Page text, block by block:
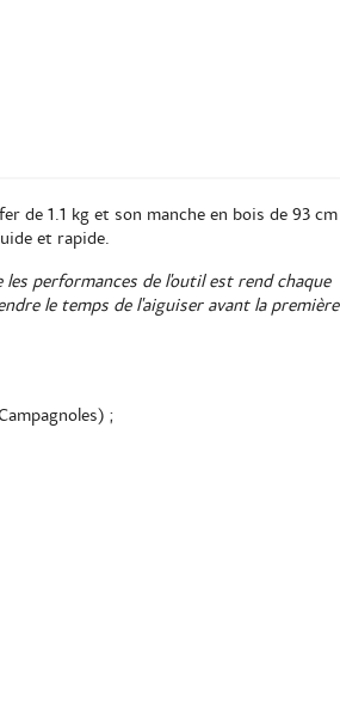
de 1.1 kg et son manche en bois de 93 cm
et rapide.
performances de l'outil est rend chaque
le temps de l'aiguiser avant la première
;